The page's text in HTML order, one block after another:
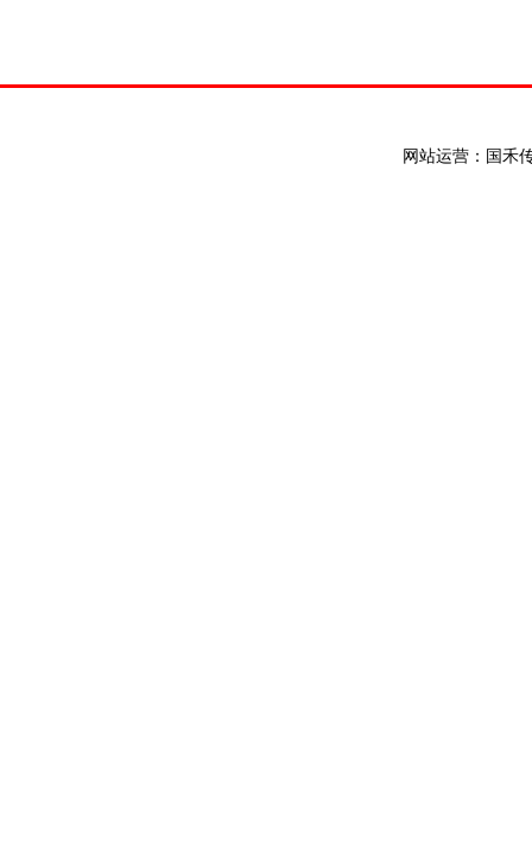
网站运营：国禾